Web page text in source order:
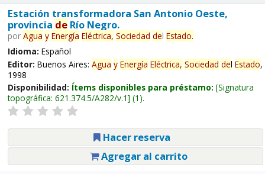
Estación transformadora San Antonio Oeste,
provincia deRío Negro.
por Agua y Energía Eléctrica, Sociedad del Estado.
Idioma: Español
Editor: Buenos Aires: Agua y Energía Eléctrica, Sociedad del Estado,
1998
Disponibilidad: Ítems disponibles para préstamo: Signatura
topográfica: 621.374.5/A282/v.1 (1).
Hacer reserva
Agregar al carrito